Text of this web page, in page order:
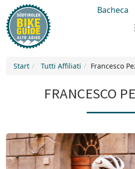
Bacheca
Start Tutti Affiliati Francesco
FRANCESCO